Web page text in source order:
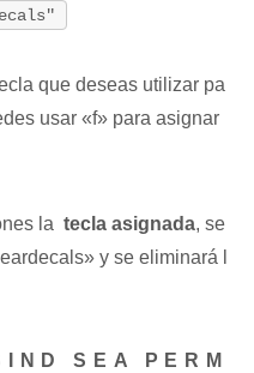
que deseas utilizar ⁢pa
⁢usar «f» para asignar
la tecla asignada, se
y se eliminará ​l
SEA PERM